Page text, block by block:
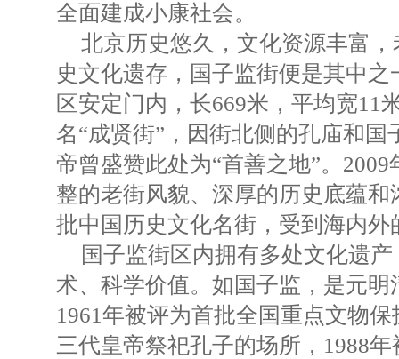
全面建成小康社会。
北京历史悠久，文化资源丰富
史文化遗存，国子监街便是其中
区安定门内，长669米，平均宽11
名“成贤街”，因街北侧的孔庙和国
帝曾盛赞此处为“首善之地”。
整的老街风貌、深厚的历史底蕴
批中国历史文化名街，受到海内外
国子监街区内拥有多处文化遗
术、科学价值。如国子监，是元
1961年被评为首批全国重点文物
三代皇帝祭祀孔子的场所，1988